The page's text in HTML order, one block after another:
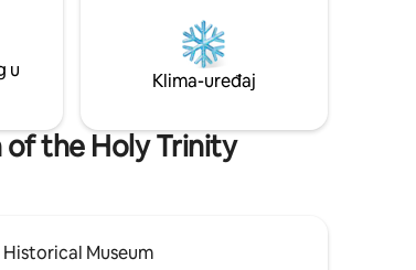
arrivals or late departures. Read on to
learn more about this property and the
area. We’re happy to help!
u
Klima-uređaj
of the Holy Trinity
Museum